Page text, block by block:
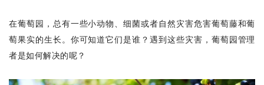
在葡萄园，总有一些小动物、细菌或者自然灾害危害葡萄藤和葡
萄果实的生长。你可知道它们是谁？遇到这些灾害，葡萄园管理
者是如何解决的呢？